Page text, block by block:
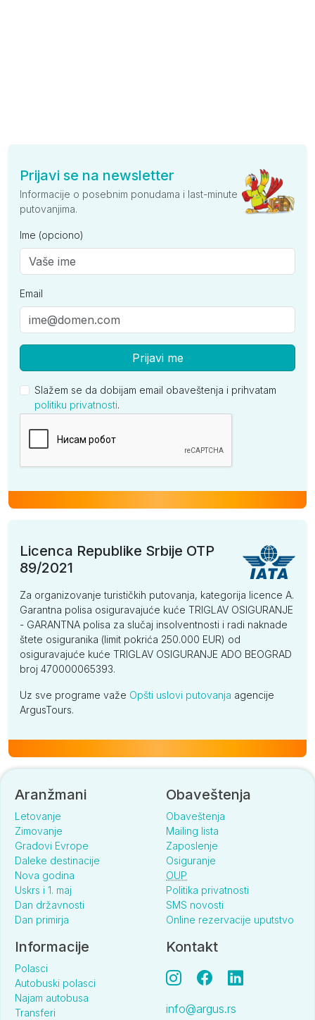
Prijavi se na newsletter
Informacije o posebnim ponudama i last-minute
putovanjima.
Ime (opciono)
Email
Prijavi me
Slažem se da dobijam email obaveštenja i prihvatam
politiku privatnosti.
Licenca Republike Srbije OTP
89/2021
Za organizovanje turističkih putovanja, kategorija licence A.
Garantna polisa osiguravajuće kuće TRIGLAV OSIGURANJE
- GARANTNA polisa za slučaj insolventnosti i radi naknade
štete osiguranika (limit pokrića 250.000 EUR) od
osiguravajuće kuće TRIGLAV OSIGURANJE ADO BEOGRAD
broj 470000065393.
Uz sve programe važe Opšti uslovi putovanja agencije
ArgusTours.
Aranžmani
Letovanje
Zimovanje
Gradovi Evrope
Daleke destinacije
Nova godina
Uskrs i 1. maj
Dan državnosti
Dan primirja
Obaveštenja
Obaveštenja
Mailing lista
Zaposlenje
Osiguranje
OUP
Politika privatnosti
SMS novosti
Online rezervacije uputstvo
Informacije
Polasci
Autobuski polasci
Najam autobusa
Transferi
Kontakt
info@argus.rs